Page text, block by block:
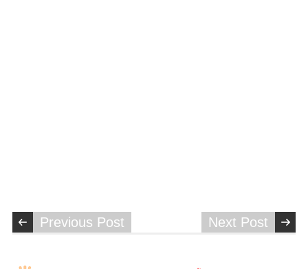
Previous Post Next Post